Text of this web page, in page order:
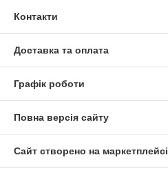
Контакти
Доставка та оплата
Графік роботи
Повна версія сайту
Сайт створено на маркетплейсі